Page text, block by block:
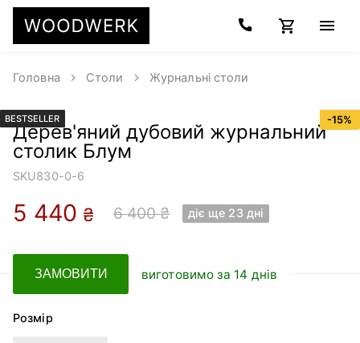
Головна Столи Журнальні столи
BESTSELLER -15%
Дерев'яний дубовий журнальний
столик Блум
SKU830-0-6
5 440 ₴ 6 400 ₴ діє ще 23 днi
ЗАМОВИТИ виготовимо за 14 днів
Розмір